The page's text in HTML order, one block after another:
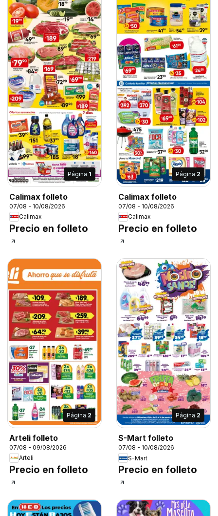
Página 1
Calimax folleto
07/08 - 10/08/2026
Calimax
Precio en folleto
Página 2
Calimax folleto
07/08 - 10/08/2026
Calimax
Precio en folleto
Página 2
Arteli folleto
07/08 - 09/08/2026
Arteli
Precio en folleto
Página 2
S-Mart folleto
07/08 - 10/08/2026
S-Mart
Precio en folleto